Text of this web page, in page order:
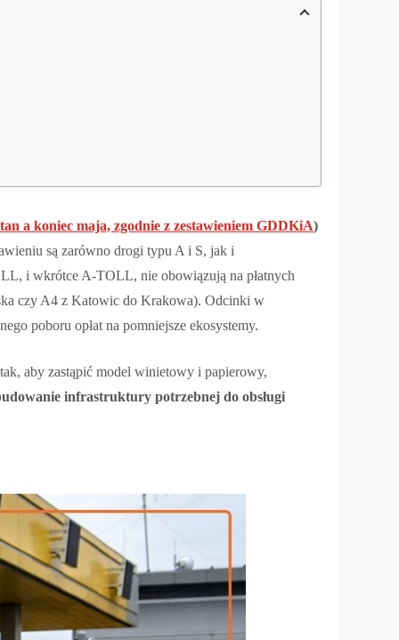
a koniec maja, zgodnie z zestawieniem GDDKiA)
są zarówno drogi typu A i S, jak i
i wkrótce A-TOLL, nie obowiązują na płatnych
czy A4 z Katowic do Krakowa). Odcinki w
poboru opłat na pomniejsze ekosystemy.
aby zastąpić model winietowy i papierowy,
infrastruktury potrzebnej do obsługi